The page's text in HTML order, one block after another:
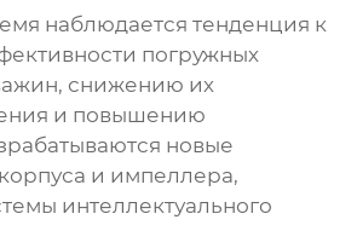
наблюдается тенденция к
погружных
, снижению их
и повышению
новые
и импеллера,
интеллектуального